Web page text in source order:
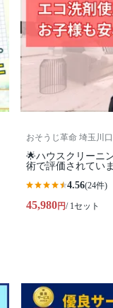
おそうじ革命 埼玉川
🌟ハウスクリーニ
術で評価されてい
4.56(24件)
45,980円/ 1セット